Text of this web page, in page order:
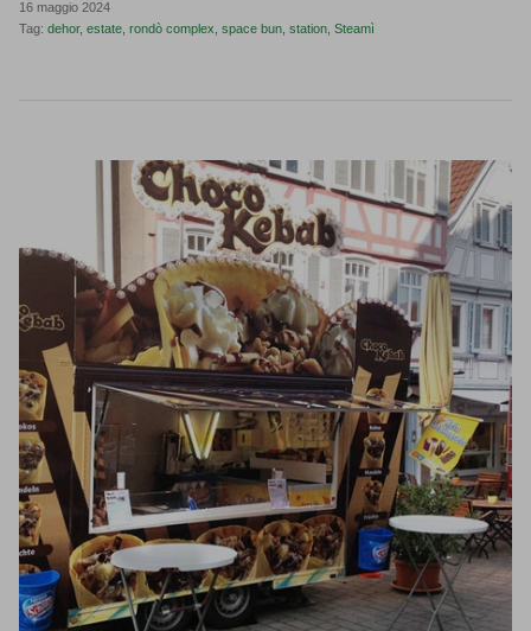
16 maggio 2024
Tag: dehor estate rondò complex space bun station Steamì